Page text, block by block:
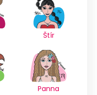
Štír
Panna